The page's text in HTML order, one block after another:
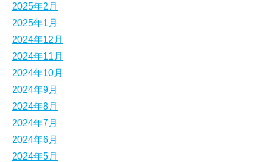
2025年2月
2025年1月
2024年12月
2024年11月
2024年10月
2024年9月
2024年8月
2024年7月
2024年6月
2024年5月